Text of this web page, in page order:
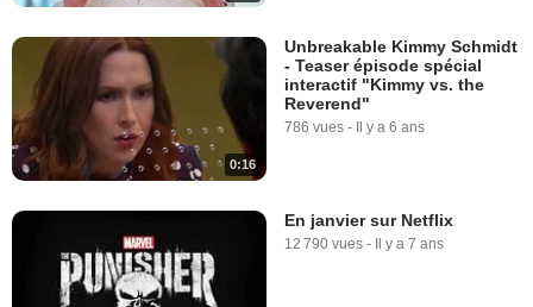
0:16
Unbreakable Kimmy Schmidt
- Teaser épisode spécial
interactif "Kimmy vs. the
Reverend"
786 vues - Il y a 6 ans
En janvier sur Netflix
12 790 vues - Il y a 7 ans